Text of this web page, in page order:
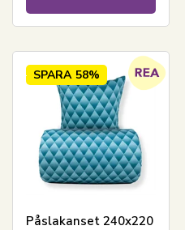
SPARA 58%
Påslakanset 240x220